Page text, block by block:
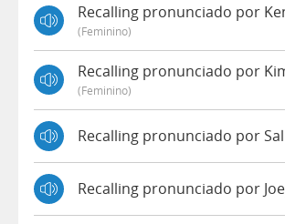
Recalling pronunciado por
(feminino)
Recalling pronunciado por
(feminino)
Recalling pronunciado por
Recalling pronunciado por